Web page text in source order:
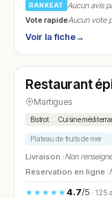
RANKEAT
Aucun avis
Vote rapideAucun vote
Voir la fiche→
N° 19
Restaurant
Martigues
Bistrot Cuisine
Plateau de fruits de mer
Livraison :Non
Réservation en ligne :
★★★★★4.7/5· 125